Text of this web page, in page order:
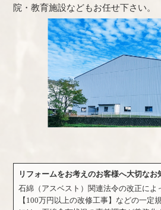
院・教育施設などもお任せ下さい。
リフォームをお考えのお客様へ大切なお
石綿（アスベスト）関連法令の改正によ
【100万円以上の改修工事】などの一定